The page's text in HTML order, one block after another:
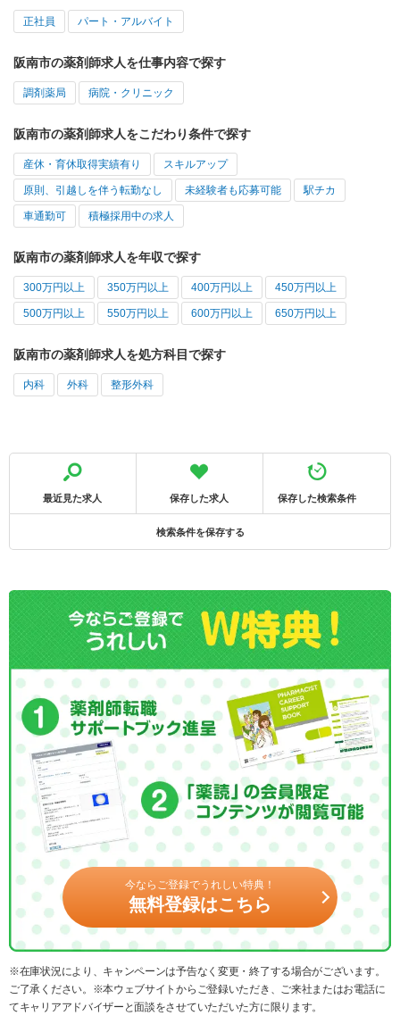
正社員 パート・アルバイト
阪南市の薬剤師求人を仕事内容で探す
調剤薬局 病院・クリニック
阪南市の薬剤師求人をこだわり条件で探す
産休・育休取得実績有り スキルアップ
原則、引越しを伴う転勤なし 未経験者も応募可能 駅チカ
車通勤可 積極採用中の求人
阪南市の薬剤師求人を年収で探す
300万円以上 350万円以上 400万円以上 450万円以上
500万円以上 550万円以上 600万円以上 650万円以上
阪南市の薬剤師求人を処方科目で探す
内科 外科 整形外科
最近見た求人 保存した求人 保存した検索条件
検索条件を保存する
今ならご登録でうれしい特典！
無料登録はこちら
※在庫状況により、キャンペーンは予告なく変更・終了する場合がございます。
ご了承ください。※本ウェブサイトからご登録いただき、ご来社またはお電話に
てキャリアアドバイザーと面談をさせていただいた方に限ります。